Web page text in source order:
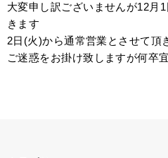
大変申し訳ございませんが12月
きます
2日(火)から通常営業とさせて頂
ご迷惑をお掛け致しますが何卒